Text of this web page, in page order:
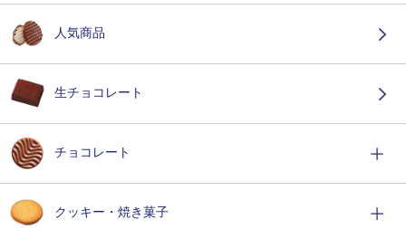
人気商品
生チョコレート
チョコレート
クッキー・焼き菓子